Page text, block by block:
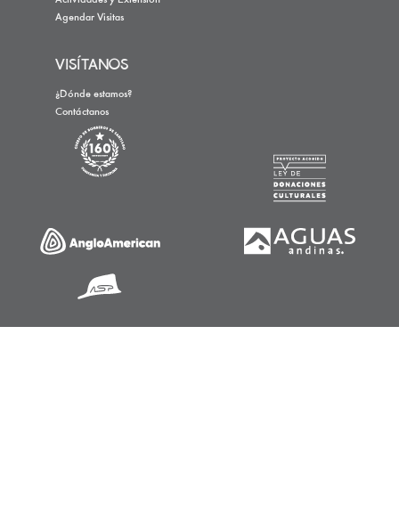
Agendar Visitas
VISÍTANOS
¿Dónde estamos?
Contáctanos